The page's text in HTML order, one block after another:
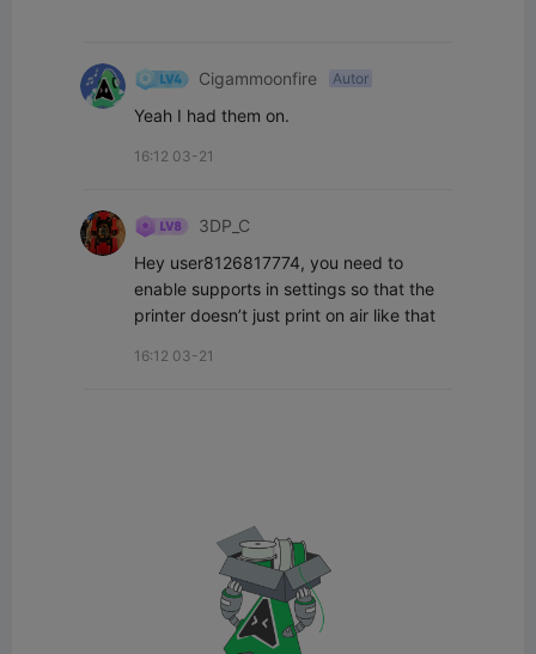
Cigammoonfire Autor
Yeah I had them on.
16:12 03-21
3DP_C
Hey user8126817774, you need to
enable supports in settings so that the
printer doesn’t just print on air like that
16:12 03-21